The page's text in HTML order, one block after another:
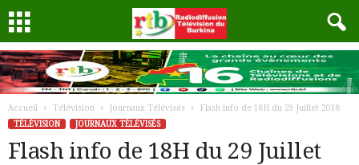
Accueil Télévision Journaux Télévisés
Flash info de 18H du 29 Juillet 2018
TÉLÉVISION
JOURNAUX TÉLÉVISÉS
Flash info de 18H du 29 Juillet